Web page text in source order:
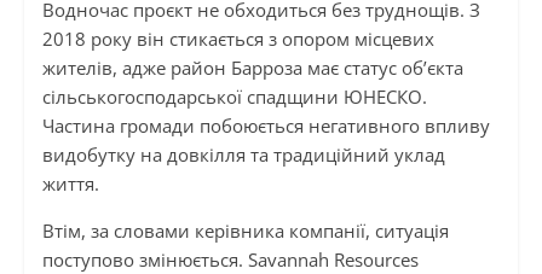
Водночас проєкт не обходиться без труднощів. З
2018 року він стикається з опором місцевих
жителів, адже район Барроза має статус об’єкта
сільськогосподарської спадщини ЮНЕСКО.
Частина громади побоюється негативного впливу
видобутку на довкілля та традиційний уклад
життя.
Втім, за словами керівника компанії, ситуація
поступово змінюється. Savannah Resources